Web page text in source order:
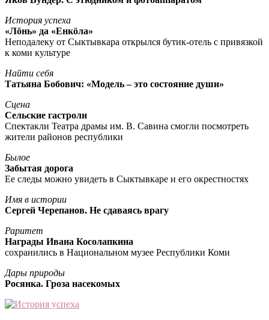
История успеха
«Лöнь» да «Енкöла»
Неподалеку от Сыктывкара открылся бутик-отель с привязкой
к коми культуре
Найти себя
Татьяна Бобович: «Модель – это состояние души»
Сцена
Сельские гастроли
Спектакли Театра драмы им. В. Савина смогли посмотреть
жители районов республики
Былое
Забытая дорога
Ее следы можно увидеть в Сыктывкаре и его окрестностях
Имя в истории
Сергей Черепанов. Не сдаваясь врагу
Раритет
Награды Ивана Косолапкина
сохранились в Национальном музее Республики Коми
Дары природы
Росянка. Гроза насекомых